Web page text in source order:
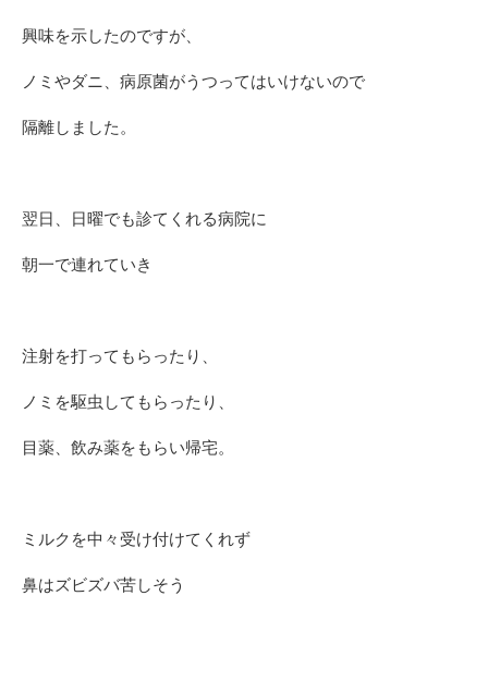
興味を示したのですが、
ノミやダニ、病原菌がうつってはいけないので
隔離しました。
翌日、日曜でも診てくれる病院に
朝一で連れていき
注射を打ってもらったり、
ノミを駆虫してもらったり、
目薬、飲み薬をもらい帰宅。
ミルクを中々受け付けてくれず
鼻はズビズバ苦しそう